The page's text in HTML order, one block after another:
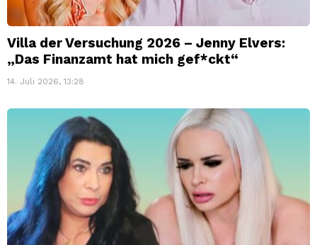
Villa der Versuchung 2026 – Jenny Elvers:
„Das Finanzamt hat mich gef*ckt“
14. Juli 2026, 13:28